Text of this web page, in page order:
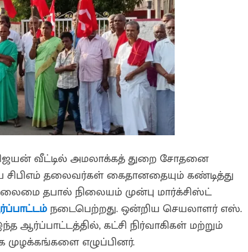
வீட்டில் அமலாக்கத் துறை சோதனை
சிபிஎம் தலைவர்கள் கைதானதையும் கண்டித்து
தபால் நிலையம் முன்பு மார்க்சிஸ்ட்
நடைபெற்றது. ஒன்றிய செயலாளர் எஸ்.
கட்சி நிர்வாகிகள் மற்றும்
முழக்கங்களை எழுப்பினர்.